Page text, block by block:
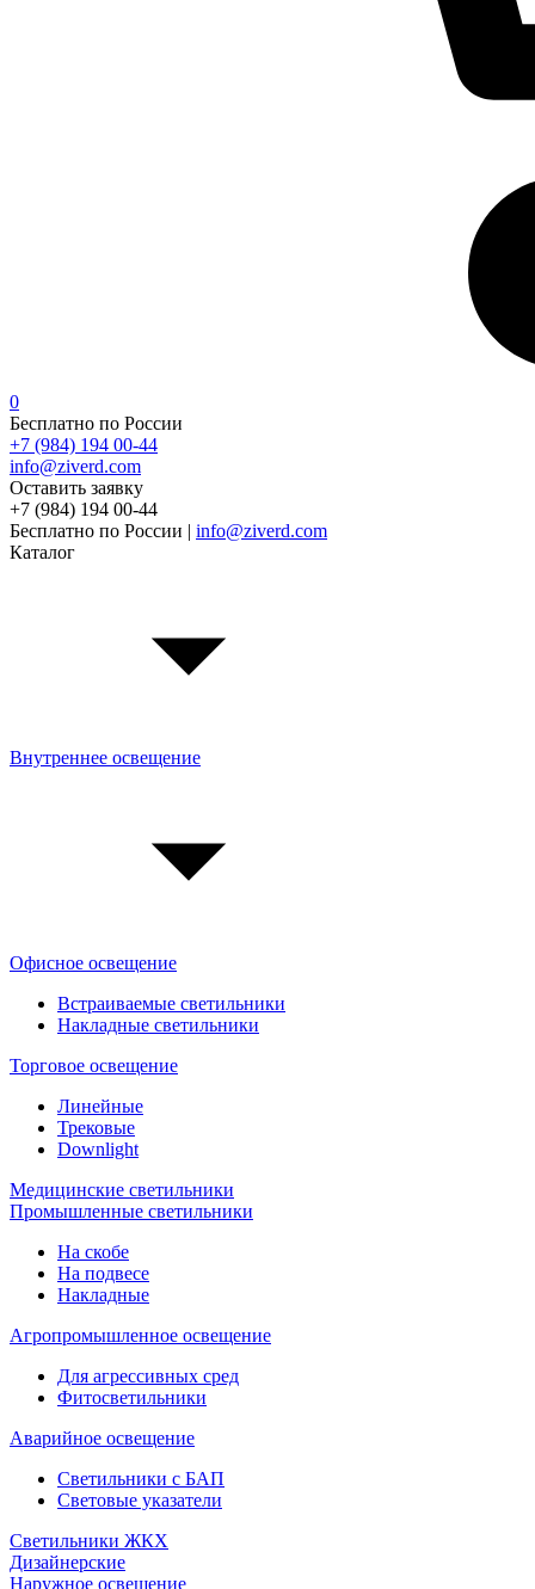
0
Бесплатно по России
+7 (984) 194 00-44
info@ziverd.com
Оставить заявку
+7 (984) 194 00-44
Бесплатно по России | info@ziverd.com
Каталог
Внутреннее освещение
Офисное освещение
Встраиваемые светильники
Накладные светильники
Торговое освещение
Линейные
Трековые
Downlight
Медицинские светильники
Промышленные светильники
На скобе
На подвесе
Накладные
Агропромышленное освещение
Для агрессивных сред
Фитосветильники
Аварийное освещение
Светильники с БАП
Световые указатели
Светильники ЖКХ
Дизайнерские
Наружное освещение